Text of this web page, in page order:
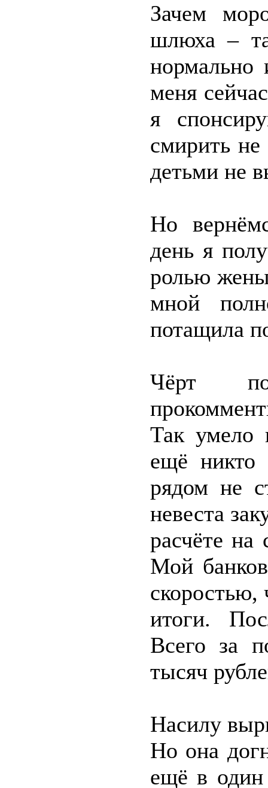
Зачем
шлюха –
нормально
меня
я
смирить
детьми не
Но
день я
ролью
мной
потащила
Чёрт
Так умело
ещё
рядом не
невеста
расчёте
Мой
скоростью,
итоги.
Всего за
тысяч
Насилу
Но она
ещё в один